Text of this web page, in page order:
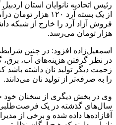
رئیس اتحادیه نانوایان استان
از یک بسته آرد ۱۲۰
هزار تومان می‌رسد.
اسمعیل‌زاده افزود: در چنین
در نظر گرفتن هزینه‌های آب، برق،
زحمت دیگر تولید نان داشته باشد
را به صرفه‌تر از تولید نان می‌دانند.
وی در بخش دیگری از سخنان خود
سال‌های گذشته در یک فرصت‌طلبی
آقازاده‌ها داده شده و برخی از